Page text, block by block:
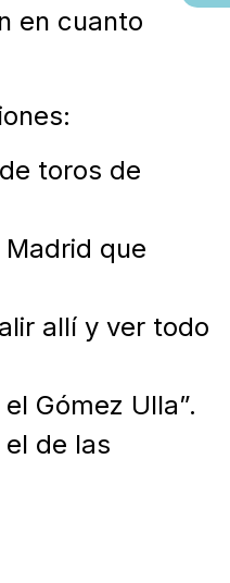
en cuanto
toros de
que
allí y ver todo
Gómez Ulla”.
el de las